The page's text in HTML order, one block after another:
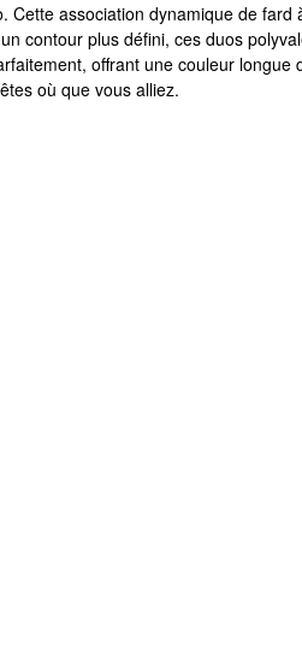
association dynamique de
contour plus défini, ces duos
offrant une couleur
où que vous alliez.